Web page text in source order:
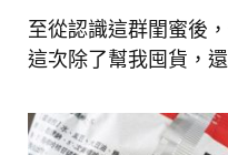
至從認識這群閨蜜後
這次除了幫我囤貨，